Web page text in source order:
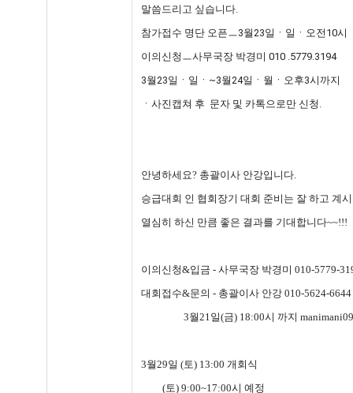
말씀드리고 싶습니다.
참가접수 명단 오픈ㅡ3월23일ㆍ일ㆍ오전10시
이의신청ㅡ사무국장 박경미 010 .5779.3194
3월23일ㆍ일ㆍ~3월24일ㆍ월ㆍ오후3시까지
ㆍ사진캡쳐 후 문자 및 카톡으로만 신청.
안녕하세요? 총괄이사 안강입니다.
승급대회 인 협회장기 대회 준비는 잘 하고 계
열심히 하신 만큼 좋은 결과를 기대합니다~~!!!
이의신청&입금 - 사무국장 박경미 010-5779-
대회접수&문의 - 총괄이사 안강 010-5624-6644
3월21일(금) 18:00시 까지
3월29일 (토) 13:00 개회식
(토) 9:00~17:00시 예정